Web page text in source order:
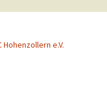
Hohenzollern e.V.